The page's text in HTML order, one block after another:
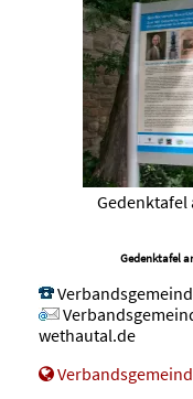
Gedenktafel
Gedenktafel
wethautal.de